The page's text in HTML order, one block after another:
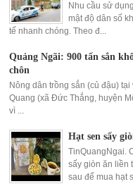
Nhu cầu sử
mật độ dân số
tế nhanh chóng. Theo đ...
Quảng Ngãi: 900 tấn sắn
chôn
Nông dân trồng sắn (củ đậu)
Quang (xã Đức Thắng, huyện
vì ...
Hạt sen sấy
TinQuangNgai.
sấy giòn ăn liền
sau để mua hạt